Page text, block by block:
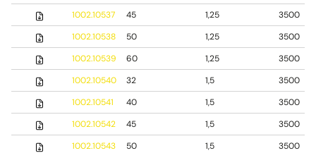
1002.10537
45 1,25
3500
1002.10538
50 1,25
3500
1002.10539
60 1,25
3500
1002.10540
32 1,5
3500
1002.10541
40 1,5
3500
1002.10542
45 1,5
3500
1002.10543
50 1,5
3500